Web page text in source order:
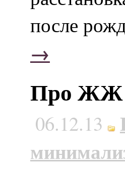
после
→
Про ЖЖ
06.12.13